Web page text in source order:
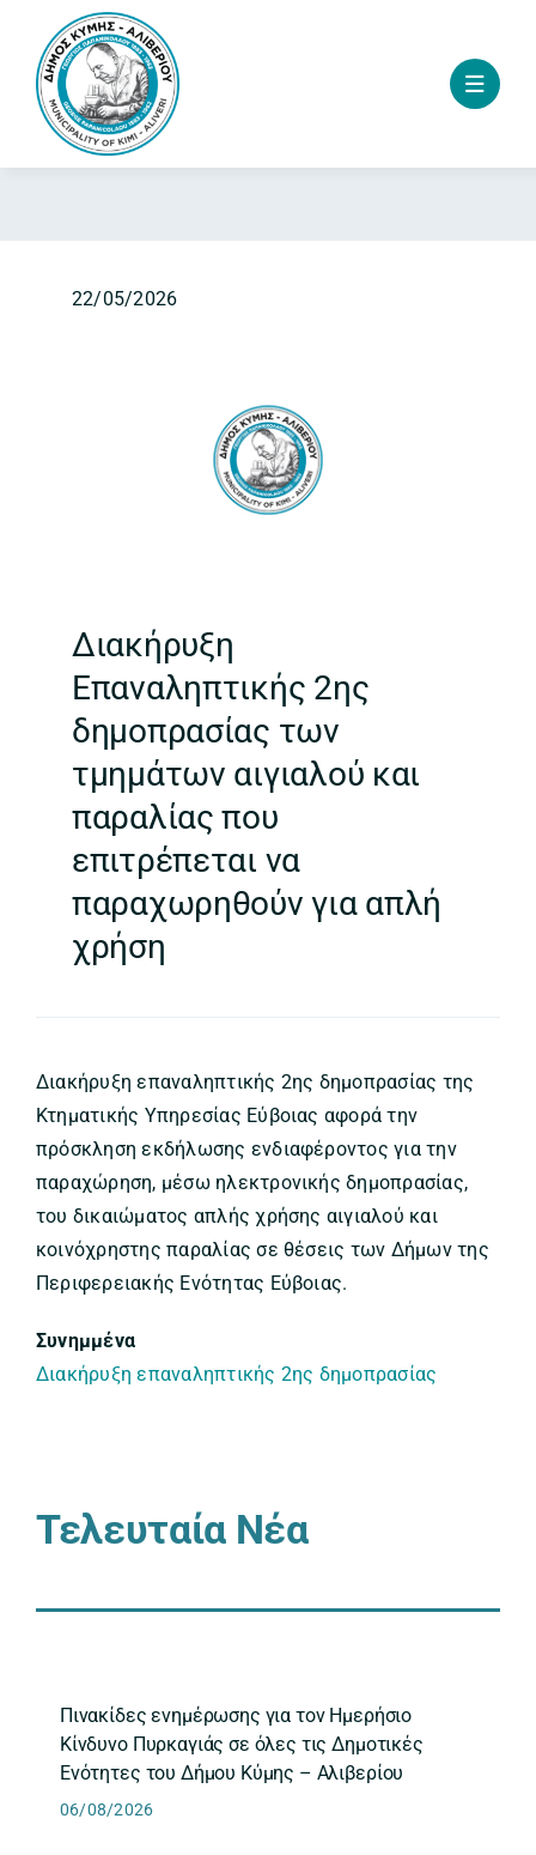
content
22/05/2026
Διακήρυξη
Επαναληπτικής 2ης
δημοπρασίας των
τμημάτων αιγιαλού και
παραλίας που
επιτρέπεται να
παραχωρηθούν για απλή
χρήση
Διακήρυξη επαναληπτικής 2ης δημοπρασίας της
Κτηματικής Υπηρεσίας Εύβοιας αφορά την
πρόσκληση εκδήλωσης ενδιαφέροντος για την
παραχώρηση, μέσω ηλεκτρονικής δημοπρασίας,
του δικαιώματος απλής χρήσης αιγιαλού και
κοινόχρηστης παραλίας σε θέσεις των Δήμων της
Περιφερειακής Ενότητας Εύβοιας.
Συνημμένα
Διακήρυξη επαναληπτικής 2ης δημοπρασίας
Τελευταία Νέα
Πινακίδες ενημέρωσης για τον Ημερήσιο
Κίνδυνο Πυρκαγιάς σε όλες τις Δημοτικές
Ενότητες του Δήμου Κύμης – Αλιβερίου
06/08/2026